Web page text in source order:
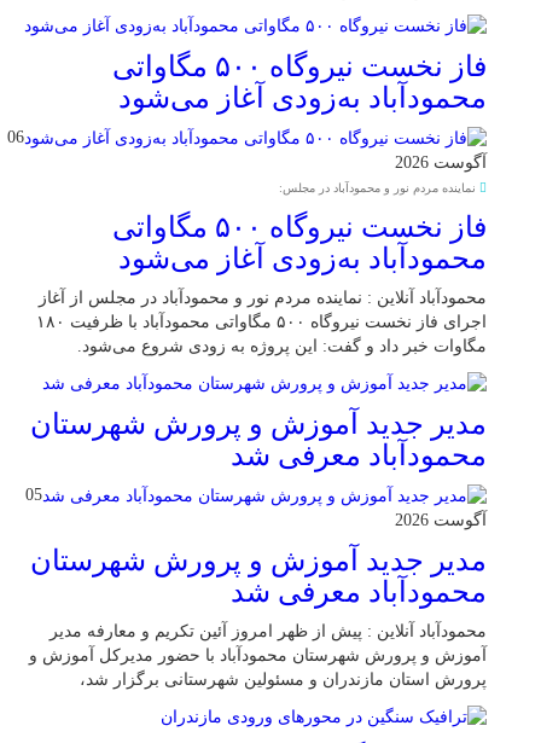
فاز نخست نیروگاه ۵۰۰ مگاواتی
محمودآباد به‌زودی آغاز می‌شود
06
آگوست 2026
نماینده مردم نور و محمودآباد در مجلس:
فاز نخست نیروگاه ۵۰۰ مگاواتی
محمودآباد به‌زودی آغاز می‌شود
محمودآباد آنلاین : نماینده مردم نور و محمودآباد در مجلس از آغاز
اجرای فاز نخست نیروگاه ۵۰۰ مگاواتی محمودآباد با ظرفیت ۱۸۰
مگاوات خبر داد و گفت: این پروژه به زودی شروع می‌شود.
مدیر جدید آموزش و پرورش شهرستان
محمودآباد معرفی شد
05
آگوست 2026
مدیر جدید آموزش و پرورش شهرستان
محمودآباد معرفی شد
محمودآباد آنلاین : پیش از ظهر امروز آئین تکریم و معارفه مدیر
آموزش و پرورش شهرستان محمودآباد با حضور مدیرکل آموزش و
پرورش استان مازندران و مسئولین شهرستانی برگزار شد،